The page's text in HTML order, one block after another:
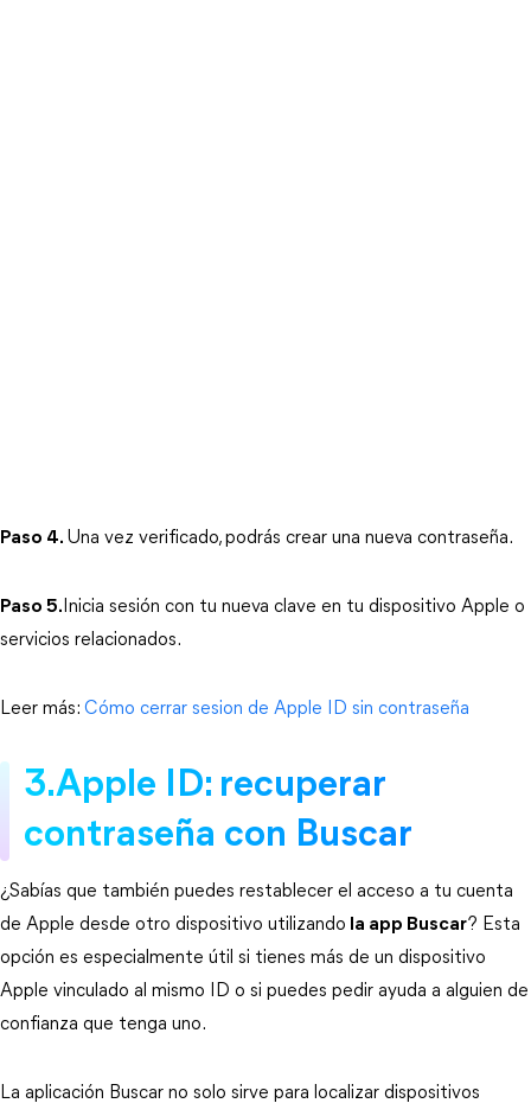
Paso 4. Una vez verificado, podrás crear una nueva contraseña.
Paso 5. Inicia sesión con tu nueva clave en tu dispositivo Apple o
servicios relacionados.
Leer más: Cómo cerrar sesion de Apple ID sin contraseña
3.Apple ID: recuperar
contraseña con Buscar
¿Sabías que también puedes restablecer el acceso a tu cuenta
de Apple desde otro dispositivo utilizando la app Buscar? Esta
opción es especialmente útil si tienes más de un dispositivo
Apple vinculado al mismo ID o si puedes pedir ayuda a alguien de
confianza que tenga uno.
La aplicación Buscar no solo sirve para localizar dispositivos